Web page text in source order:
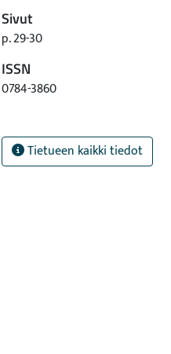
Sivut
p. 29-30
ISSN
0784-3860
Tietueen kaikki tiedot